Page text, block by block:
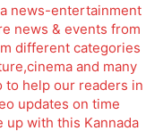
news-entertainment
news & events from
different categories
and many
to help our readers in
updates on time
up with this Kannada